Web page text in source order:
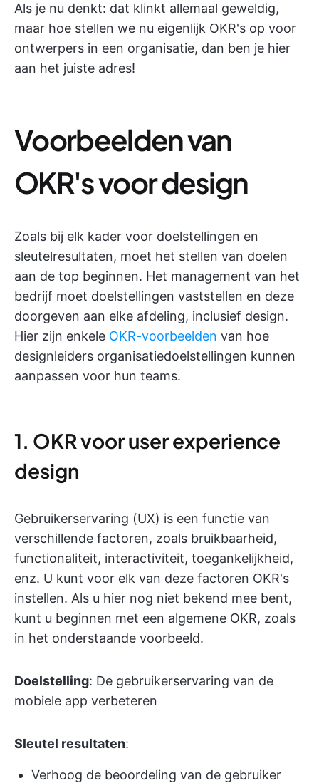
Als je nu denkt: dat klinkt allemaal geweldig,
maar hoe stellen we nu eigenlijk OKR's op voor
ontwerpers in een organisatie, dan ben je hier
aan het juiste adres!
Voorbeelden van
OKR's voor design
Zoals bij elk kader voor doelstellingen en
sleutelresultaten, moet het stellen van doelen
aan de top beginnen. Het management van het
bedrijf moet doelstellingen vaststellen en deze
doorgeven aan elke afdeling, inclusief design.
Hier zijn enkele OKR-voorbeelden van hoe
designleiders organisatiedoelstellingen kunnen
aanpassen voor hun teams.
1. OKR voor user experience
design
Gebruikerservaring (UX) is een functie van
verschillende factoren, zoals bruikbaarheid,
functionaliteit, interactiviteit, toegankelijkheid,
enz. U kunt voor elk van deze factoren OKR's
instellen. Als u hier nog niet bekend mee bent,
kunt u beginnen met een algemene OKR, zoals
in het onderstaande voorbeeld.
Doelstelling: De gebruikerservaring van de
mobiele app verbeteren
Sleutel resultaten:
Verhoog de beoordeling van de gebruiker